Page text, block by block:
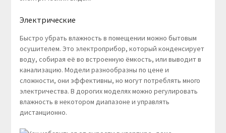
Электрические
Быстро убрать влажность в помещении можно бытовым
осушителем. Это электроприбор, который конденсирует
воду, собирая её во встроенную ёмкость, или выводит в
канализацию. Модели разнообразны по цене и
сложности, они эффективны, но могут потреблять много
электричества. В дорогих моделях можно регулировать
влажность в некотором диапазоне и управлять
дистанционно.